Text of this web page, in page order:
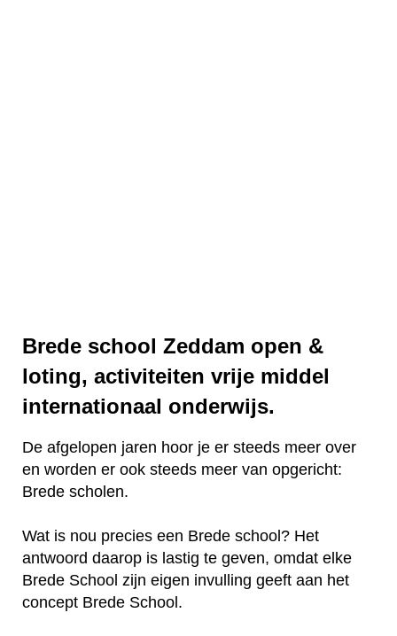
Brede school Zeddam open &
loting, activiteiten vrije middel
internationaal onderwijs.
De afgelopen jaren hoor je er steeds meer over
en worden er ook steeds meer van opgericht:
Brede scholen.
Wat is nou precies een Brede school? Het
antwoord daarop is lastig te geven, omdat elke
Brede School zijn eigen invulling geeft aan het
concept Brede School.